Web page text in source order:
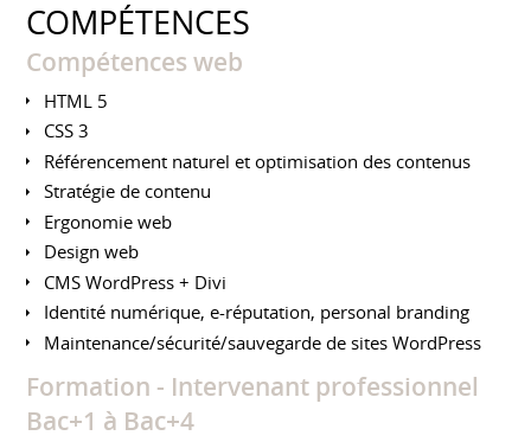
COMPÉTENCES
Compétences web
HTML 5
CSS 3
Référencement naturel et optimisation des contenus
Stratégie de contenu
Ergonomie web
Design web
CMS WordPress + Divi
Identité numérique, e-réputation, personal branding
Maintenance/sécurité/sauvegarde de sites WordPress
Formation - Intervenant professionnel
Bac+1 à Bac+4